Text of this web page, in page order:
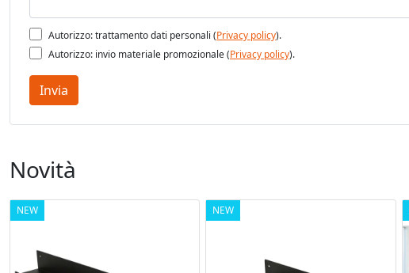
Autorizzo: trattamento dati personali (Privacy policy).
Autorizzo: invio materiale promozionale (Privacy policy).
Invia
Novità
NEW NEW